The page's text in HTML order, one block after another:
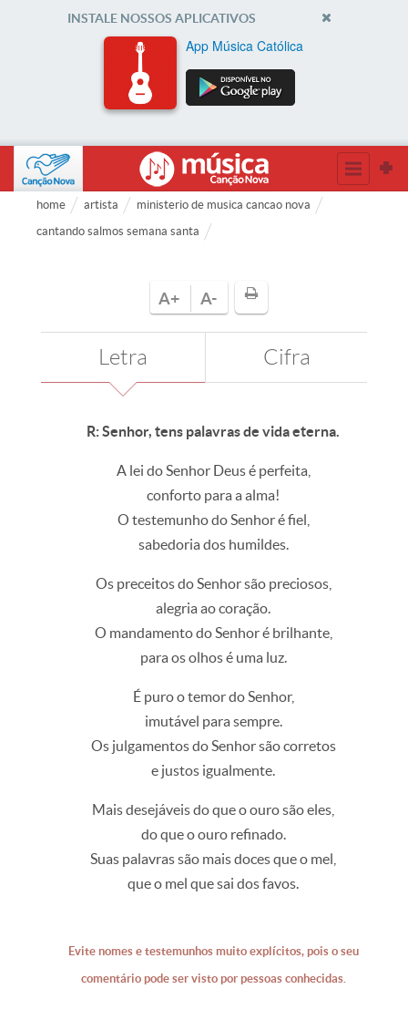
INSTALE NOSSOS APLICATIVOS
App Música Católica
home artista
ministerio de musica cancao nova
cantando salmos semana santa
A+ A-
Letra Cifra
R: Senhor, tens palavras de vida eterna.
A lei do Senhor Deus é perfeita,
conforto para a alma!
O testemunho do Senhor é fiel,
sabedoria dos humildes.
Os preceitos do Senhor são preciosos,
alegria ao coração.
O mandamento do Senhor é brilhante,
para os olhos é uma luz.
É puro o temor do Senhor,
imutável para sempre.
Os julgamentos do Senhor são corretos
e justos igualmente.
Mais desejáveis do que o ouro são eles,
do que o ouro refinado.
Suas palavras são mais doces que o mel,
que o mel que sai dos favos.
Evite nomes e testemunhos muito explícitos, pois o seu
comentário pode ser visto por pessoas conhecidas.